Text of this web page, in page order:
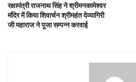
रक्षामंत्री राजनाथ सिंह ने श्रीमनकामेश्वर
मंदिर में किया शिवार्चन श्रीमहंत देव्यागिरी
जी महाराज ने पूजा सम्पन्न करवाई